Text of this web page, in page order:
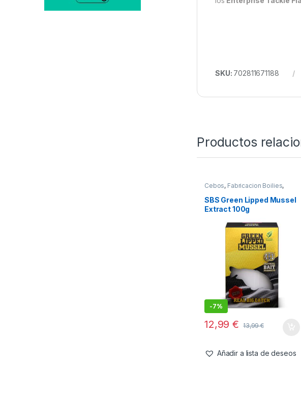
SKU: 702811671188
Productos
Cebos, Fabricacion Boilies,
SBS Green Lipped Mussel
Extract 100g
-7%
12,99€ 13,99€
Añadir a lista de deseos